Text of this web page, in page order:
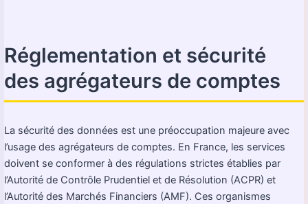
Réglementation et sécurité
des agrégateurs de comptes
La sécurité des données est une préoccupation majeure avec
l’usage des agrégateurs de comptes. En France, les services
doivent se conformer à des régulations strictes établies par
l’Autorité de Contrôle Prudentiel et de Résolution (ACPR) et
l’Autorité des Marchés Financiers (AMF). Ces organismes